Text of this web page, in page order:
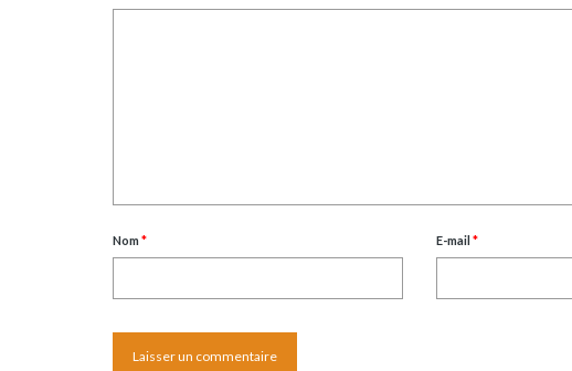
Nom* E-mail*